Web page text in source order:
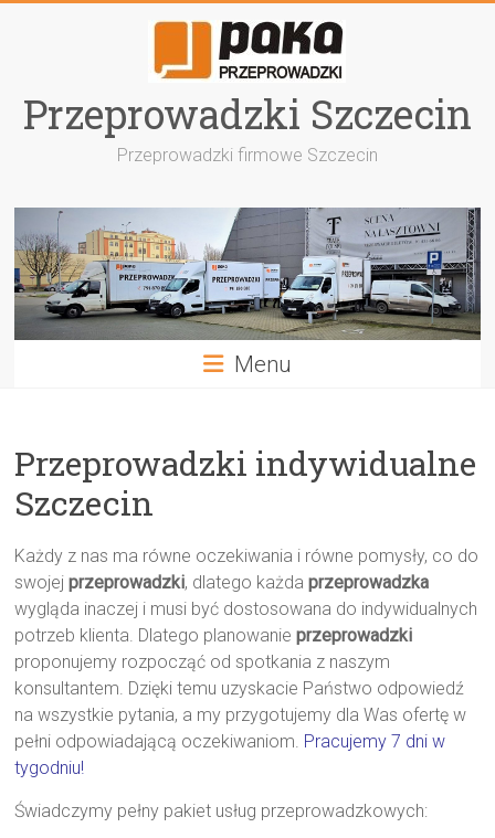
Przeprowadzki Szczecin
Przeprowadzki firmowe Szczecin
Menu
Przeprowadzki indywidualne
Szczecin
Każdy z nas ma równe oczekiwania i równe pomysły, co do
swojejprzeprowadzki, dlatego każdaprzeprowadzka
wygląda inaczej i musi być dostosowana do indywidualnych
potrzeb klienta. Dlatego planowanieprzeprowadzki
proponujemy rozpocząć od spotkania z naszym
konsultantem. Dzięki temu uzyskacie Państwo odpowiedź
na wszystkie pytania, a my przygotujemy dla Was ofertę w
pełni odpowiadającą oczekiwaniom. Pracujemy 7 dni w
tygodniu!
Świadczymy pełny pakiet usług przeprowadzkowych: